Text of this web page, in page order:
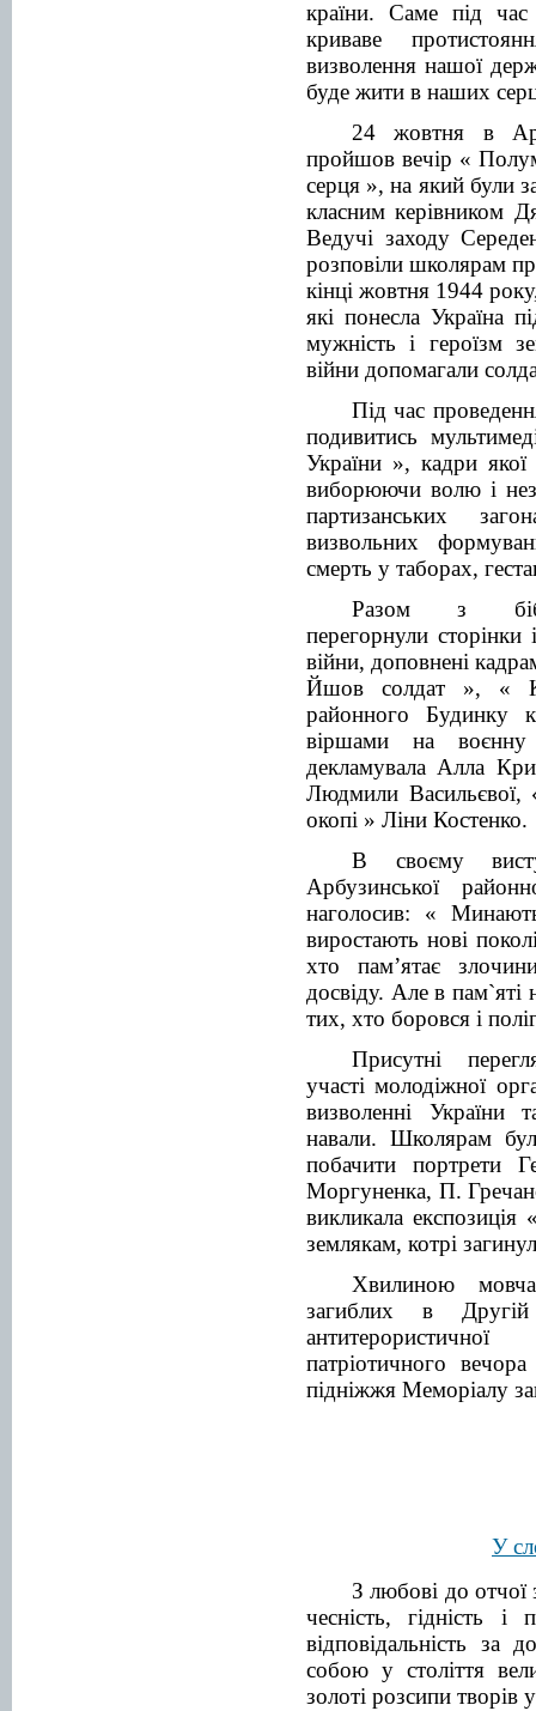
країни. Саме під час
криваве
визволення нашої
буде жити в наших
24 жовтня в
пройшов вечір «
серця », на який були
класним керівником
Ведучі заходу
розповіли школярам
кінці жовтня 1944
які понесла Україна
мужність і героїзм
війни допомагали
Під час
подивитись
України », кадри
виборюючи волю і
партизанських
визвольних
смерть у таборах,
Разом з
перегорнули сторінки
війни, доповнені
Йшов солдат », «
районного Будинку
віршами на воєнну
декламувала Алла
Людмили
окопі » Ліни Костенко.
В своєму
Арбузинської
наголосив: «
виростають нові
хто пам’ятає
досвіду. Але в пам`яті
тих, хто боровся і
Присутні
участі молодіжної
визволенні України
навали. Школярам
побачити портрети
Моргуненка, П.
викликала
землякам, котрі
Хвилиною
загиблих в
патріотичного
підніжжя Меморіалу
У
З любові до отчої
чесність, гідність
відповідальність
собою у століття
золоті розсипи творів